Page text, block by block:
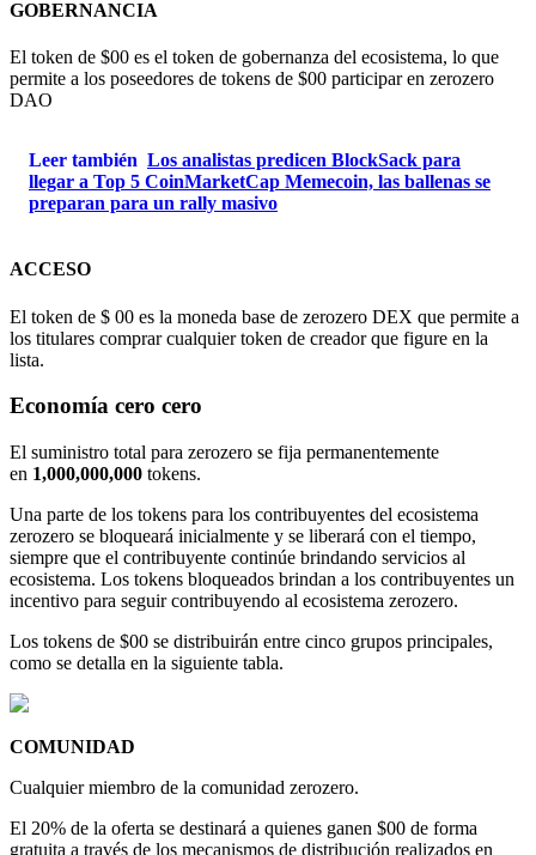
GOBERNANCIA
El token de $00 es el token de gobernanza del ecosistema, lo que
permite a los poseedores de tokens de $00 participar en zerozero
DAO
Leer también Los analistas predicen BlockSack para
llegar a Top 5 CoinMarketCap Memecoin, las ballenas se
preparan para un rally masivo
ACCESO
El token de $ 00 es la moneda base de zerozero DEX que permite a
los titulares comprar cualquier token de creador que figure en la
lista.
Economía cero cero
El suministro total para zerozero se fija permanentemente
en 1,000,000,000 tokens.
Una parte de los tokens para los contribuyentes del ecosistema
zerozero se bloqueará inicialmente y se liberará con el tiempo,
siempre que el contribuyente continúe brindando servicios al
ecosistema. Los tokens bloqueados brindan a los contribuyentes un
incentivo para seguir contribuyendo al ecosistema zerozero.
Los tokens de $00 se distribuirán entre cinco grupos principales,
como se detalla en la siguiente tabla.
COMUNIDAD
Cualquier miembro de la comunidad zerozero.
El 20% de la oferta se destinará a quienes ganen $00 de forma
gratuita a través de los mecanismos de distribución realizados en